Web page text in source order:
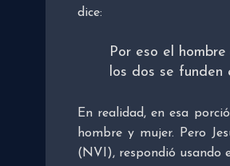
dice:
Por eso el
los dos se funden
En realidad, en esa
hombre y mujer. Pero
(NVI), respondió usando